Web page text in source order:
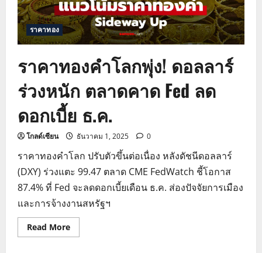
ราคาทอง
ราคาทองคำโลกพุ่ง! ดอลลาร์
ร่วงหนัก ตลาดคาด Fed ลด
ดอกเบี้ย ธ.ค.
โกลด์เซียน ธันวาคม 1, 2025 0
ราคาทองคำโลก ปรับตัวขึ้นต่อเนื่อง หลังดัชนีดอลลาร์
(DXY) ร่วงแตะ 99.47 ตลาด CME FedWatch ชี้โอกาส
87.4% ที่ Fed จะลดดอกเบี้ยเดือน ธ.ค. ส่องปัจจัยการเมือง
และการจ้างงานสหรัฐฯ
Read MoreRead
more